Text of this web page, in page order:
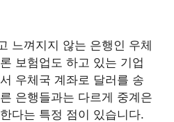
느껴지지 않는 은행인 우체
보험업도 하고 있는 기업
우체국 계좌로 달러를 송
은행들과는 다르게 중계은
다는 특정 점이 있습니다.